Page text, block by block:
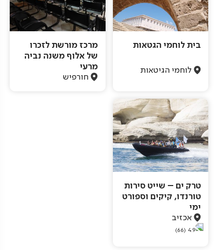
בית לוחמי הגטאות
לוחמי הגיטאות
מרכז מורשת לזכרו
של אלוף משנה נביה
מרעי
חורפיש
טרק ים – שייט סירות
טורנדו, קיקים וספורט
ימי‏
אכזיב
4.9
(66)